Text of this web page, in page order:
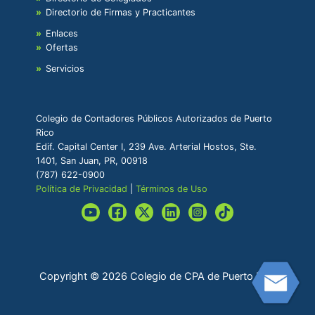
Directorio de Firmas y Practicantes
Enlaces
Ofertas
Servicios
Colegio de Contadores Públicos Autorizados de Puerto
Rico
Edif. Capital Center I, 239 Ave. Arterial Hostos, Ste.
1401, San Juan, PR, 00918
(787) 622-0900
Política de Privacidad |Términos de Uso
Copyright © 2026 Colegio de CPA de Puerto Rico